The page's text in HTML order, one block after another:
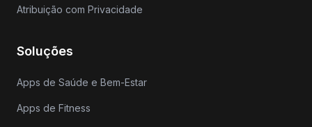
Atribuição com Privacidade
Soluções
Apps de Saúde e Bem-Estar
Apps de Fitness